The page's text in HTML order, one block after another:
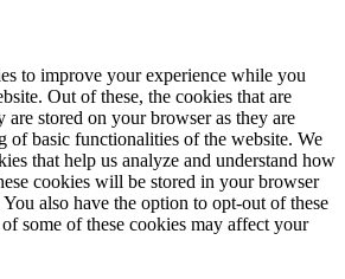
to improve your experience while you
Out of these, the cookies that are
are stored on your browser as they are
of basic functionalities of the website. We
that help us analyze and understand how
cookies will be stored in your browser
also have the option to opt-out of these
some of these cookies may affect your